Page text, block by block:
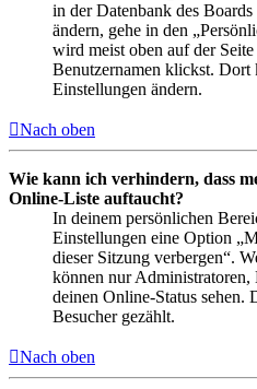
in der Datenbank des
ändern, gehe in den
wird meist oben auf der
Benutzernamen klickst. Dort
Einstellungen ändern.
Nach oben
Wie kann ich verhindern, dass
Online-Liste auftaucht?
In deinem persönlichen
Einstellungen eine Option
dieser Sitzung verbergen“.
können nur Administratoren,
deinen Online-Status sehen.
Besucher gezählt.
Nach oben